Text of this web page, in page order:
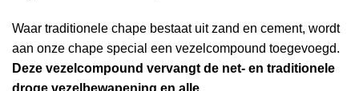
Waar traditionele chape bestaat uit zand en cement, wordt
aan onze chape special een vezelcompound toegevoegd.
Deze vezelcompound vervangt de net- en traditionele
droge vezelbewapening en alle